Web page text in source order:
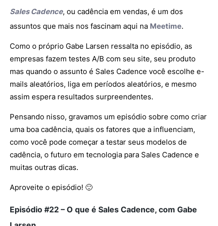
Sales Cadence, ou cadência em vendas, é um dos
assuntos que mais nos fascinam aqui na Meetime.
Como o próprio Gabe Larsen ressalta no episódio, as
empresas fazem testes A/B com seu site, seu produto
mas quando o assunto é Sales Cadence você escolhe e-
mails aleatórios, liga em períodos aleatórios, e mesmo
assim espera resultados surpreendentes.
Pensando nisso, gravamos um episódio sobre como criar
uma boa cadência, quais os fatores que a influenciam,
como você pode começar a testar seus modelos de
cadência, o futuro em tecnologia para Sales Cadence e
muitas outras dicas.
Aproveite o episódio! 🙂
Episódio #22 – O que é Sales Cadence, com Gabe